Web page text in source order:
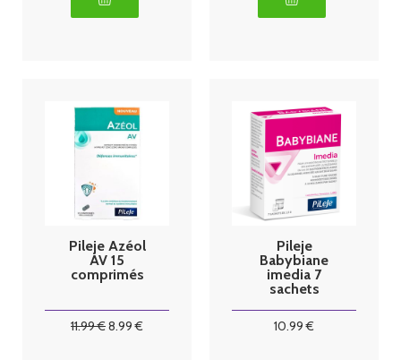
Pileje Azéol
AV 15
comprimés
11.99€8.99 €
Pileje
Babybiane
imedia 7
sachets
10.99 €